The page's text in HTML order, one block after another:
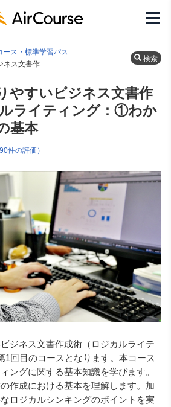
標準コース・標準学習パス一覧
論理的でわかりやすいビジネス文書作成術 ：ロジカルライティング：①わかりやすい文書の基本
検索
やすいビジネス文書作
ライティング：①わか
基本
件の評価）
ジネス文書作成術（ロジカルライテ
1回目のコースとなります。本コース
ングに関する基本知識を学びます。
作成における基本を理解します。加
ロジカルシンキングのポイントを実